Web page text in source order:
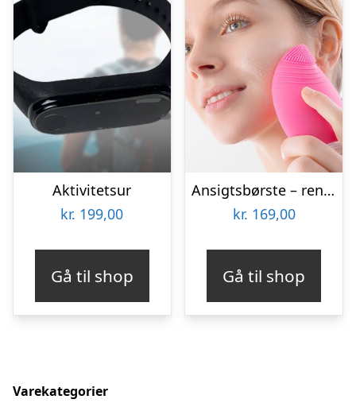
Aktivitetsur
kr. 199,00
Gå til shop
Ansigtsbørste – rensende børste med massage
kr. 169,00
Gå til shop
Varekategorier